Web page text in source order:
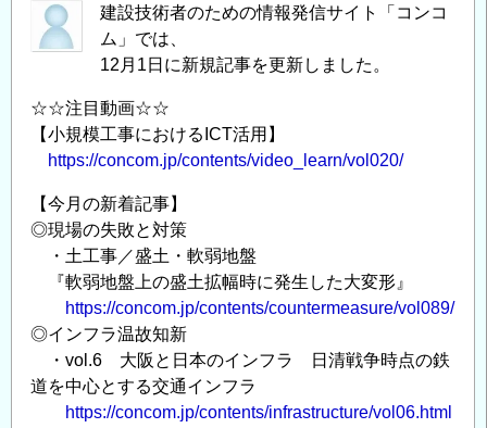
展
望
催
の
知
ら
せ
の
技
た
め
情
報
発
信
イ
ト
「コ
建設技術者のための情報発信サイト「コンコ
ム」では、
12月1日に新規記事を更新しました。
☆☆注目動画☆☆
【小規模工事におけるICT活用】
https://concom.jp/contents/video_learn/vol020/
【今月の新着記事】
◎現場の失敗と対策
・土工事／盛土・軟弱地盤
『軟弱地盤上の盛土拡幅時に発生した大変形』
https://concom.jp/contents/countermeasure/vol089/
◎インフラ温故知新
・vol.6 大阪と日本のインフラ 日清戦争時点の鉄
道を中心とする交通インフラ
https://concom.jp/contents/infrastructure/vol06.html